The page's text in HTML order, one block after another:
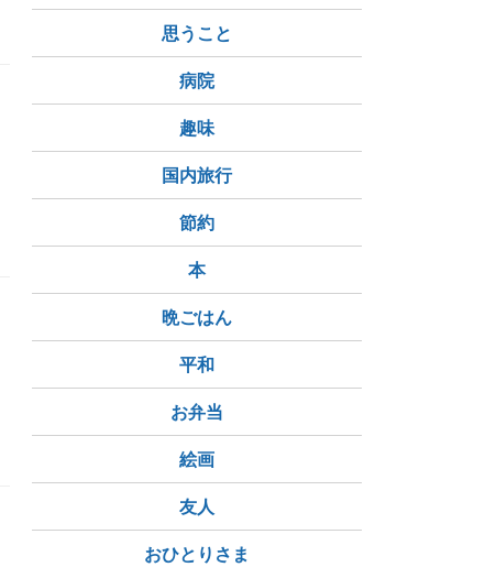
思うこと
病院
趣味
国内旅行
節約
本
晩ごはん
平和
お弁当
絵画
友人
おひとりさま